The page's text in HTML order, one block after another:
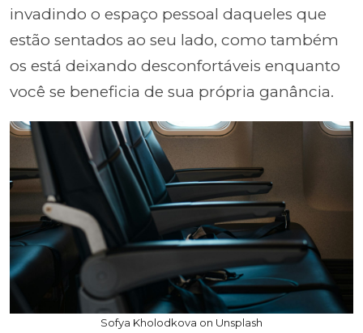
invadindo o espaço pessoal daqueles que
estão sentados ao seu lado, como também
os está deixando desconfortáveis enquanto
você se beneficia de sua própria ganância.
Sofya Kholodkova on Unsplash